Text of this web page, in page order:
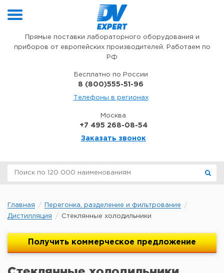
Прямые поставки лабораторного оборудования и
приборов от европейских производителей. Работаем по
РФ
Бесплатно по России
8 (800)555-51-96
Телефоны в регионах
Москва
+7 495 268-08-54
Заказать звонок
Главная
Перегонка, разделение и фильтрование
Дистилляция
Стеклянные холодильники
Получить коммерческое предложение